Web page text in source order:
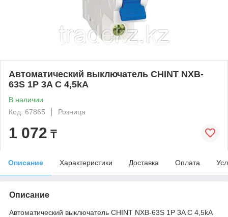
Автоматический выключатель CHINT NXB-
63S 1P 3A C 4,5kA
В наличии
Код: 67865
Розница
1 072 ₸
Описание Характеристики Доставка Оплата
Описание
Автоматический выключатель CHINT NXB-63S 1P 3A C 4,5kA